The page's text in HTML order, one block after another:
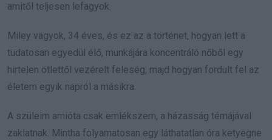
amitől teljesen lefagyok.
Miley vagyok, 34 éves, és ez az a történet, hogyan lett a
tudatosan egyedül élő, munkájára koncentráló nőből egy
hirtelen ötlettől vezérelt feleség, majd hogyan fordult fel az
életem egyik napról a másikra.
A szüleim amióta csak emlékszem, a házasság témájával
zaklatnak. Mintha folyamatosan egy láthatatlan óra ketyegne